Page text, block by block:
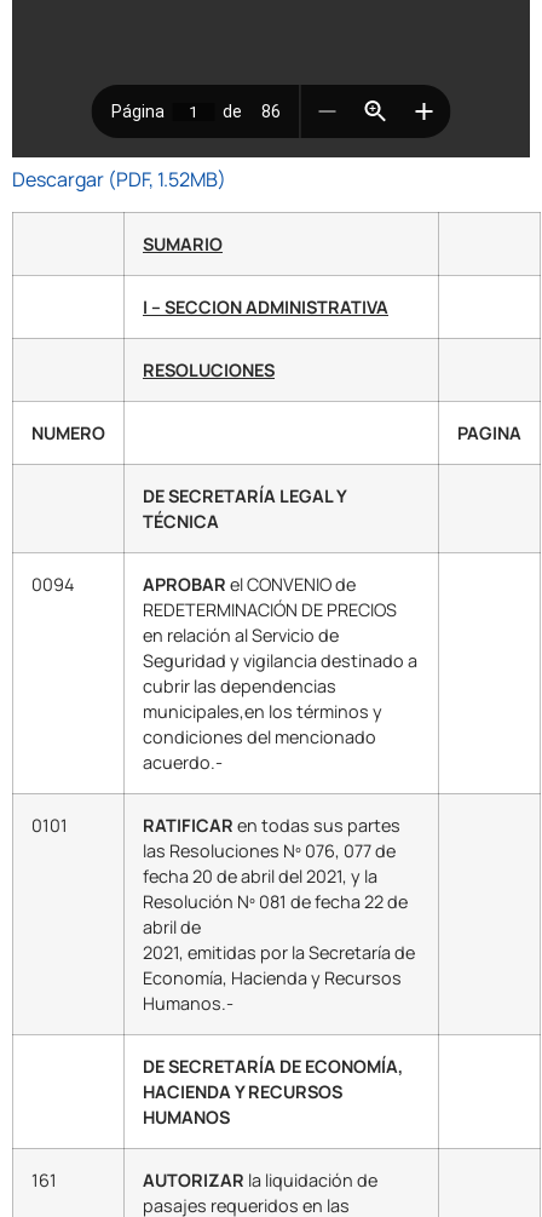
Descargar (PDF, 1.52MB)
SUMARIO
I – SECCION ADMINISTRATIVA
RESOLUCIONES
NUMERO PAGINA
DE SECRETARÍA LEGAL Y
TÉCNICA
0094 APROBAR el CONVENIO de
REDETERMINACIÓN DE PRECIOS
en relación al Servicio de
Seguridad y vigilancia destinado a
cubrir las dependencias
municipales,en los términos y
condiciones del mencionado
acuerdo.-
0101 RATIFICAR en todas sus partes
las Resoluciones Nº 076, 077 de
fecha 20 de abril del 2021, y la
Resolución Nº 081 de fecha 22 de
abril de
2021, emitidas por la Secretaría de
Economía, Hacienda y Recursos
Humanos.-
DE SECRETARÍA DE ECONOMÍA,
HACIENDA Y RECURSOS
HUMANOS
161 AUTORIZAR la liquidación de
pasajes requeridos en las